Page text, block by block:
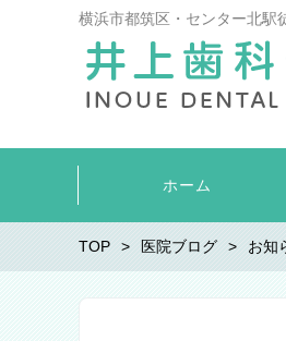
横浜市都筑区・センター北駅
ホーム
TOP 医院ブログ お知